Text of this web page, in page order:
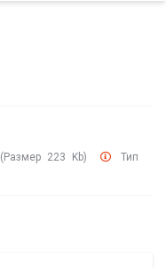
(Размер 223 Kb)
Тип